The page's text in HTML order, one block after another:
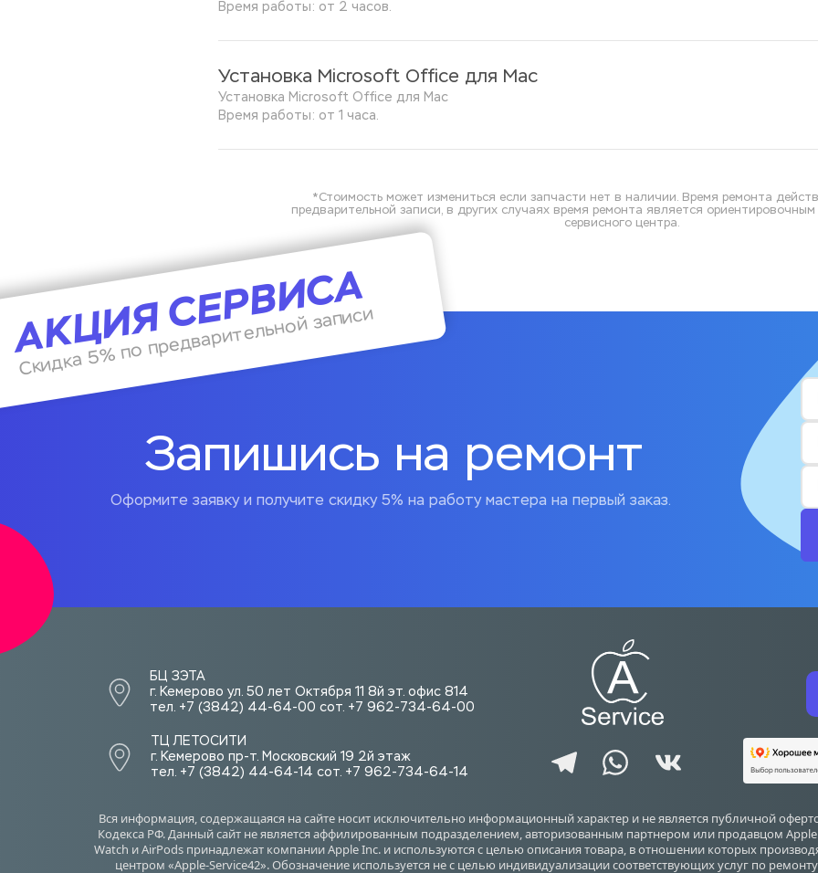
Время работы: от 2 часов.
Установка Microsoft Office для Mac
Установка Microsoft Office для Mac
Время работы: от 1 часа.
*Стоимость может измениться если запчасти нет в наличии. Время ремонта
предварительной записи, в других случаях время ремонта является ориентировочным
сервисного центра.
Оформите заявку и получите скидку 5% на работу мастера на первый заказ.
Запишись на ремонт
АКЦИЯ СЕРВИСА
Скидка 5% по предварительной записи
БЦ ЗЭТА
г. Кемерово ул. 50 лет Октября 11 8й эт. офис 814
тел. +7 (3842) 44-64-00 сот. +7 962-734-64-00
Вся информация, содержащаяся на сайте носит исключительно информационный характер и не является публичной
Кодекса РФ. Данный сайт не является аффилированным подразделением, авторизованным партнером или продавцом Apple
Watch и AirPods принадлежат компании Apple Inc. и используются с целью описания товара, в отношении которых
центром «Apple-Service42». Обозначение используется не с целью индивидуализации соответствующих услуг по
ТЦ ЛЕТОСИТИ
г. Кемерово пр-т. Московский 19 2й этаж
тел. +7 (3842) 44-64-14 сот. +7 962-734-64-14